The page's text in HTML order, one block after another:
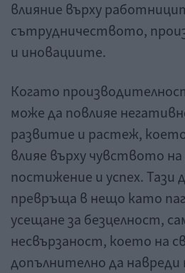
влияние върху
сътрудничеството,
и иновациите.
Когато
може да повлияе
развитие и растеж,
влияе върху чувството
постижение и успех. Тази
превръща в нещо като
усещане за безцелност,
несвързаност, което на
допълнително да